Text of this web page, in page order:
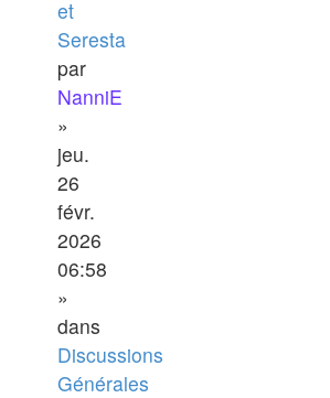
et
Seresta
par
NanniE
»
jeu.
26
févr.
2026
06:58
»
dans
Discussions
Générales